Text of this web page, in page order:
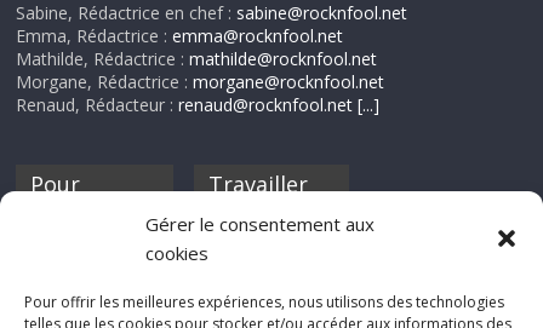
Gérer le consentement aux
cookies
Pour offrir les meilleures expériences, nous utilisons des technologies
telles que les cookies pour stocker et/ou accéder aux informations des
Sabine, Rédactrice en chef : sabine@rocknfool.net
Emma, Rédactrice :emma@rocknfool.net
Mathilde, Rédactrice :mathilde@rocknfool.net
Morgane, Rédactrice :morgane@rocknfool.net
Renaud, Rédacteur :renaud@rocknfool.net [...]
Pour
discothèque
Travailler
Si tu souhaites
Rocknfool, n'hésite